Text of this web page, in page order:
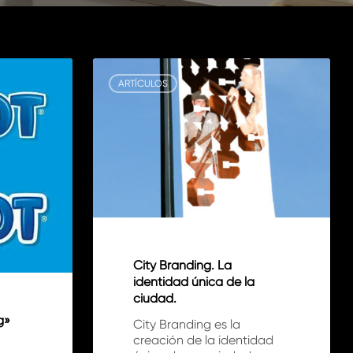
City
Branding.
ARTÍCULOS
City Branding. La
identidad única de la
ciudad.
City Branding es la
creación de la identidad